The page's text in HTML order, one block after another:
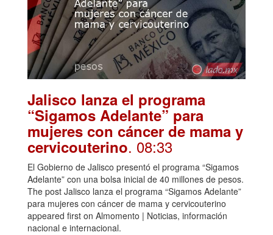
Jalisco lanza el programa
“Sigamos Adelante” para
mujeres con cáncer de mama y
cervicouterino. 08:33
El Gobierno de Jalisco presentó el programa “Sigamos
Adelante” con una bolsa inicial de 40 millones de pesos.
The post Jalisco lanza el programa “Sigamos Adelante”
para mujeres con cáncer de mama y cervicouterino
appeared first on Almomento | Noticias, información
nacional e internacional.